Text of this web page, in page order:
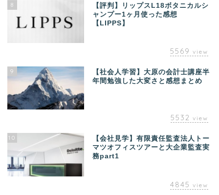
8
【評判】リップスL18ボタニカルシ
ャンプー1ヶ月使った感想
【LIPPS】
5569 view
9
【社会人学習】大原の会計士講座半
年間勉強した大変さと感想まとめ
5532 view
10
【会社見学】有限責任監査法人トー
マツオフィスツアーと大企業監査実
務part1
4845 view